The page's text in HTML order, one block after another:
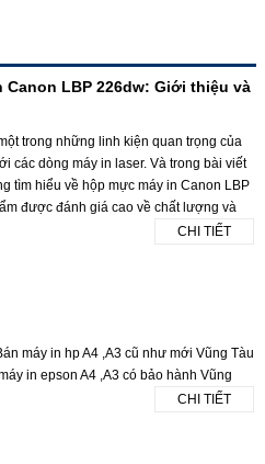
Canon LBP 226dw: Giới thiệu và
trong những linh kiện quan trọng của
các dòng máy in laser. Và trong bài viết
tìm hiểu về hộp mực máy in Canon LBP
được đánh giá cao về chất lượng và
CHI TIẾT
máy in hp A4 ,A3 cũ như mới Vũng Tàu
in epson A4 ,A3 có bảo hành Vũng
CHI TIẾT